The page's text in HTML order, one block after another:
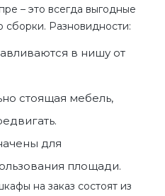
– это всегда выгодные
сборки. Разновидности:
в нишу от
стоящая мебель,
для
площади.
на заказ состоят из